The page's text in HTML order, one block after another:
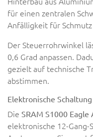
für einen zentralen
Anfälligkeit für
Der Steuerrohrwinkel
0,6 Grad anpassen.
gezielt auf technische
abstimmen.
Elektronische
Die SRAM S1000 Eagle
elektronische 12-